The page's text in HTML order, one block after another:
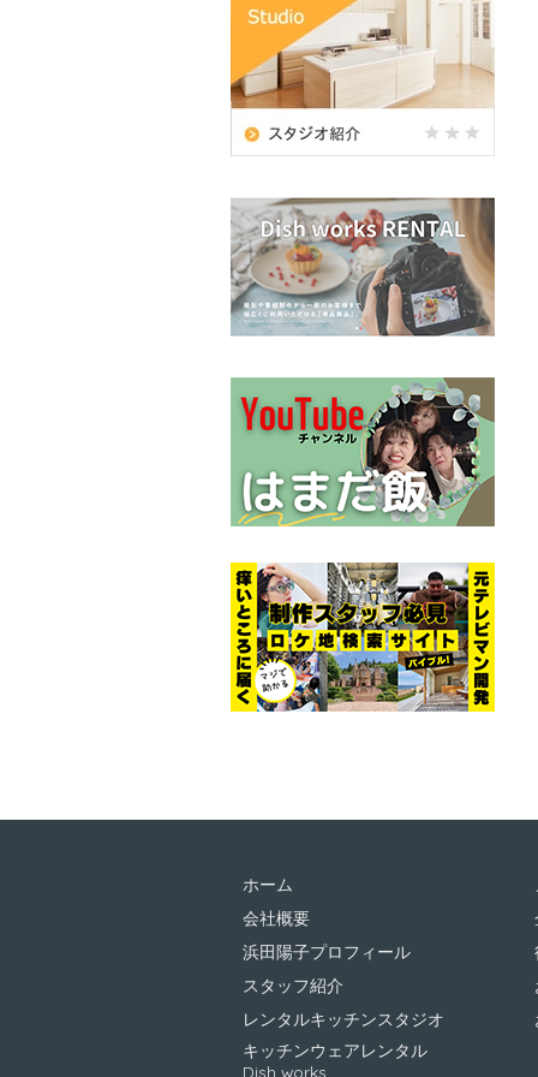
ホーム
会社概要
浜田陽子プロフィール
スタッフ紹介
レンタルキッチンスタジオ
キッチンウェアレンタル
Dish works